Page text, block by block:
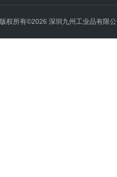
版权所有©2026 深圳九州工业品有限